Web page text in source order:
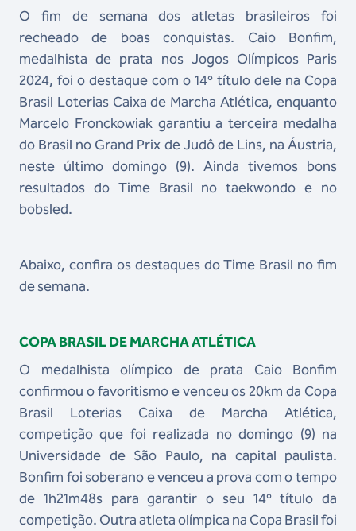
O fim de semana dos atletas brasileiros foi
recheado de boas conquistas. Caio Bonfim,
medalhista de prata nos Jogos Olímpicos Paris
2024, foi o destaque com o 14º título dele na Copa
Brasil Loterias Caixa de Marcha Atlética, enquanto
Marcelo Fronckowiak garantiu a terceira medalha
do Brasil no Grand Prix de Judô de Lins, na Áustria,
neste último domingo (9). Ainda tivemos bons
resultados do Time Brasil no taekwondo e no
bobsled.
Abaixo, confira os destaques do Time Brasil no fim
de semana.
COPA BRASIL DE MARCHA ATLÉTICA
O medalhista olímpico de prata Caio Bonfim
confirmou o favoritismo e venceu os 20km da Copa
Brasil Loterias Caixa de Marcha Atlética,
competição que foi realizada no domingo (9) na
Universidade de São Paulo, na capital paulista.
Bonfim foi soberano e venceu a prova com o tempo
de 1h21m48s para garantir o seu 14º título da
competição. Outra atleta olímpica na Copa Brasil foi